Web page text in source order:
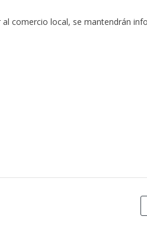
comercio local, se mantendrán